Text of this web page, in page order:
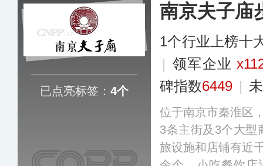
化/大唐群英谱/贞
已点亮标签： 4个
南京夫子庙
1个行业上榜十
| 领军企业
碑指数6449 |
位于南京市秦淮区
3条主街及3个大型
旅设施和店铺有近